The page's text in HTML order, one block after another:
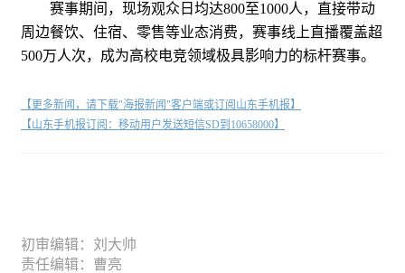
赛事期间，现场观众日均达800至1000人，直接带动
周边餐饮、住宿、零售等业态消费，赛事线上直播覆盖超
500万人次，成为高校电竞领域极具影响力的标杆赛事。
【更多新闻，请下载"海报新闻"客户端或订阅山东手机报】
【山东手机报订阅：移动用户发送短信SD到10658000】
初审编辑：刘大帅
责任编辑：曹亮